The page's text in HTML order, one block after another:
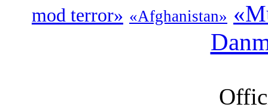
mod terror» «Afghanistan»